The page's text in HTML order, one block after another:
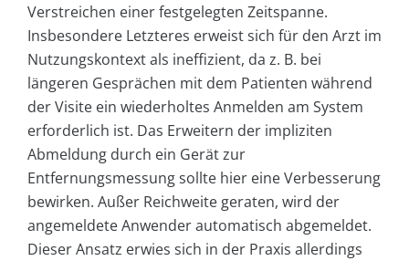
Verstreichen einer festgelegten Zeitspanne.
Insbesondere Letzteres erweist sich für den Arzt im
Nutzungskontext als ineffizient, da z. B. bei
längeren Gesprächen mit dem Patienten während
der Visite ein wiederholtes Anmelden am System
erforderlich ist. Das Erweitern der impliziten
Abmeldung durch ein Gerät zur
Entfernungsmessung sollte hier eine Verbesserung
bewirken. Außer Reichweite geraten, wird der
angemeldete Anwender automatisch abgemeldet.
Dieser Ansatz erwies sich in der Praxis allerdings